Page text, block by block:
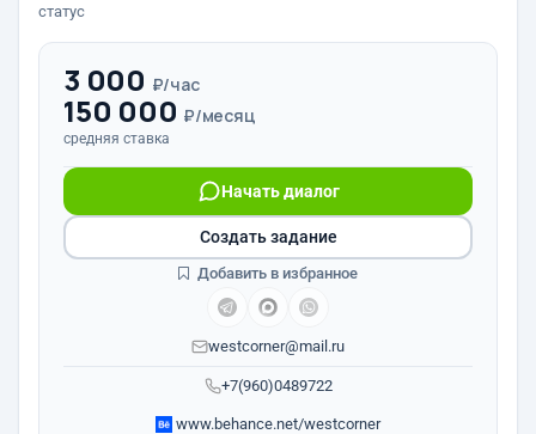
статус
3 000 ₽/час
150 000 ₽/месяц
средняя ставка
+7(960)0489722
Начать диалог
westcorner@mail.ru
www.behance.net/westcorner
Создать задание
Добавить в избранное